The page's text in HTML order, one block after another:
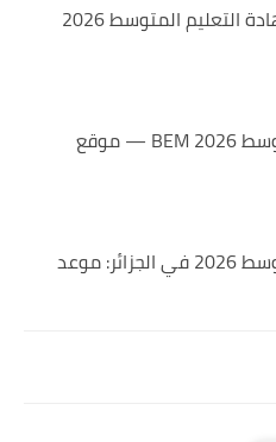
رابط الاطلاع على نتائج شهادة التعليم المتوسط 2026
نتائج شهادة التعليم المتوسط 2026 BEM — موقع
نتائج شهادة التعليم المتوسط 2026 في الجزائر: موعد